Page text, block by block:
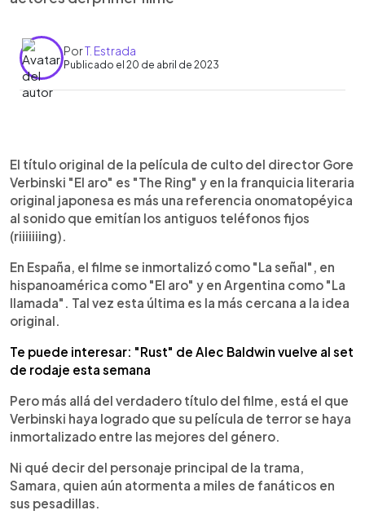
PorT. Estrada
Publicado el 20 de abril de 2023
Escuchar artículo
El título original de la película de culto del director Gore
Verbinski "El aro" es "The Ring" y en la franquicia literaria
original japonesa es más una referencia onomatopéyica
al sonido que emitían los antiguos teléfonos fijos
(riiiiiiing).
En España, el filme se inmortalizó como "La señal", en
hispanoamérica como "El aro" y en Argentina como "La
llamada". Tal vez esta última es la más cercana a la idea
original.
Te puede interesar: "Rust" de Alec Baldwin vuelve al set
de rodaje esta semana
Pero más allá del verdadero título del filme, está el que
Verbinski haya logrado que su película de terror se haya
inmortalizado entre las mejores del género.
Ni qué decir del personaje principal de la trama,
Samara, quien aún atormenta a miles de fanáticos en
sus pesadillas.